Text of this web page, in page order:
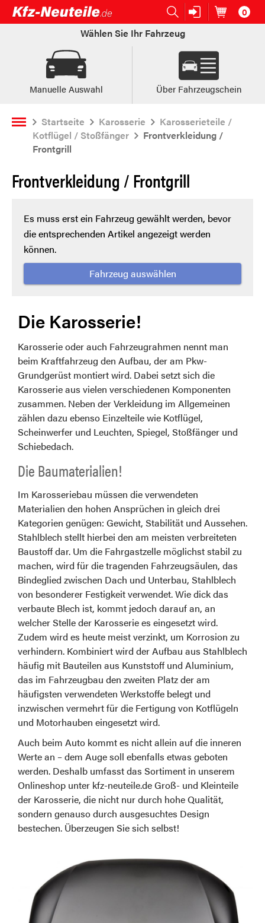
Open submenu (Ersatzteile:)
Ersatzteile: Artikel im
0
Wählen Sie Ihr Fahrzeug
Manuelle Auswahl Über Fahrzeugschein
Startseite Karosserie
Karosserieteile /
Kotflügel / Stoßfänger
Frontverkleidung /
Frontgrill
Frontverkleidung / Frontgrill
Es muss erst ein Fahrzeug gewählt werden, bevor
die entsprechenden Artikel angezeigt werden
können.
Fahrzeug auswählen
Die Karosserie!
Karosserie oder auch Fahrzeugrahmen nennt man
beim Kraftfahrzeug den Aufbau, der am Pkw-
Grundgerüst montiert wird. Dabei setzt sich die
Karosserie aus vielen verschiedenen Komponenten
zusammen. Neben der Verkleidung im Allgemeinen
zählen dazu ebenso Einzelteile wie Kotflügel,
Scheinwerfer und Leuchten, Spiegel, Stoßfänger und
Schiebedach.
Die Baumaterialien!
Im Karosseriebau müssen die verwendeten
Materialien den hohen Ansprüchen in gleich drei
Kategorien genügen: Gewicht, Stabilität und Aussehen.
Stahlblech stellt hierbei den am meisten verbreiteten
Baustoff dar. Um die Fahrgastzelle möglichst stabil zu
machen, wird für die tragenden Fahrzeugsäulen, das
Bindeglied zwischen Dach und Unterbau, Stahlblech
von besonderer Festigkeit verwendet. Wie dick das
verbaute Blech ist, kommt jedoch darauf an, an
welcher Stelle der Karosserie es eingesetzt wird.
Zudem wird es heute meist verzinkt, um Korrosion zu
verhindern. Kombiniert wird der Aufbau aus Stahlblech
häufig mit Bauteilen aus Kunststoff und Aluminium,
das im Fahrzeugbau den zweiten Platz der am
häufigsten verwendeten Werkstoffe belegt und
inzwischen vermehrt für die Fertigung von Kotflügeln
und Motorhauben eingesetzt wird.
Auch beim Auto kommt es nicht allein auf die inneren
Werte an – dem Auge soll ebenfalls etwas geboten
werden. Deshalb umfasst das Sortiment in unserem
Onlineshop unter kfz-neuteile.de Groß- und Kleinteile
der Karosserie, die nicht nur durch hohe Qualität,
sondern genauso durch ausgesuchtes Design
bestechen. Überzeugen Sie sich selbst!